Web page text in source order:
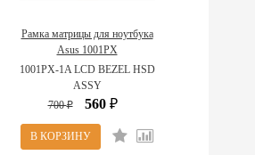
Рамка матрицы для ноутбука
Asus 1001PX
13GOA2B1AP020-10
1001PX-1A LCD BEZEL HSD
ASSY
700₽ 560 ₽